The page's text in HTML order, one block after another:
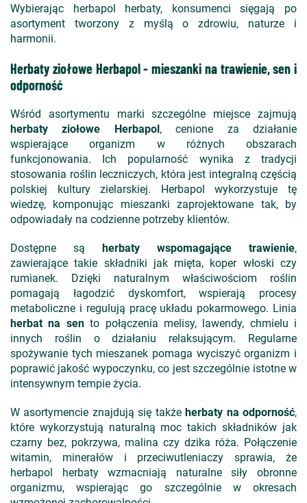
Wybierając herbapol herbaty, konsumenci sięgają po
asortyment tworzony z myślą o zdrowiu, naturze i
harmonii.
Herbaty ziołowe Herbapol - mieszanki na trawienie, sen i
odporność
Wśród asortymentu marki szczególne miejsce zajmują
herbaty ziołowe Herbapol, cenione za działanie
wspierające organizm w różnych obszarach
funkcjonowania. Ich popularność wynika z tradycji
stosowania roślin leczniczych, która jest integralną częścią
polskiej kultury zielarskiej. Herbapol wykorzystuje tę
wiedzę, komponując mieszanki zaprojektowane tak, by
odpowiadały na codzienne potrzeby klientów.
Dostępne są herbaty wspomagające trawienie,
zawierające takie składniki jak mięta, koper włoski czy
rumianek. Dzięki naturalnym właściwościom roślin
pomagają łagodzić dyskomfort, wspierają procesy
metaboliczne i regulują pracę układu pokarmowego. Linia
herbat na sento połączenia melisy, lawendy, chmielu i
innych roślin o działaniu relaksującym. Regularne
spożywanie tych mieszanek pomaga wyciszyć organizm i
poprawić jakość wypoczynku, co jest szczególnie istotne w
intensywnym tempie życia.
W asortymencie znajdują się takżeherbaty na odporność,
które wykorzystują naturalną moc takich składników jak
czarny bez, pokrzywa, malina czy dzika róża. Połączenie
witamin, minerałów i przeciwutleniaczy sprawia, że
herbapol herbaty wzmacniają naturalne siły obronne
organizmu, wspierając go szczególnie w okresach